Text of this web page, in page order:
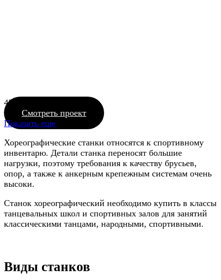
4218_19
Смотреть проект
Показать еще
Хореографические станки относятся к спортивному
инвентарю. Детали станка переносят большие
нагрузки, поэтому требования к качеству брусьев,
опор, а также к анкерным крепежным системам очень
высоки.
Станок хореографический необходимо купить в классы
танцевальных школ и спортивных залов для занятий
классическими танцами, народными, спортивными.
Виды станков